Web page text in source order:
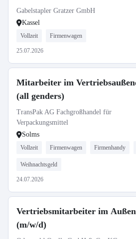
Gabelstapler Gratzer GmbH
Kassel
Vollzeit Firmenwagen
25.07.2026
Mitarbeiter im
(all genders)
TransPak AG Fachgroßhandel für
Verpackungsmittel
Solms
Vollzeit Firmenwagen Firmenhandy
Weihnachtsgeld
24.07.2026
Vertriebsmitarbeiter im
(m/w/d)